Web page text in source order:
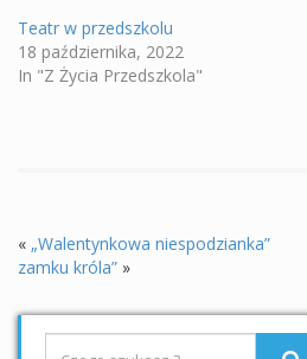
Teatr w przedszkolu
18 października, 2022
In "Z Życia Przedszkola"
« „Walentynkowa niespodzianka”
zamku króla” »